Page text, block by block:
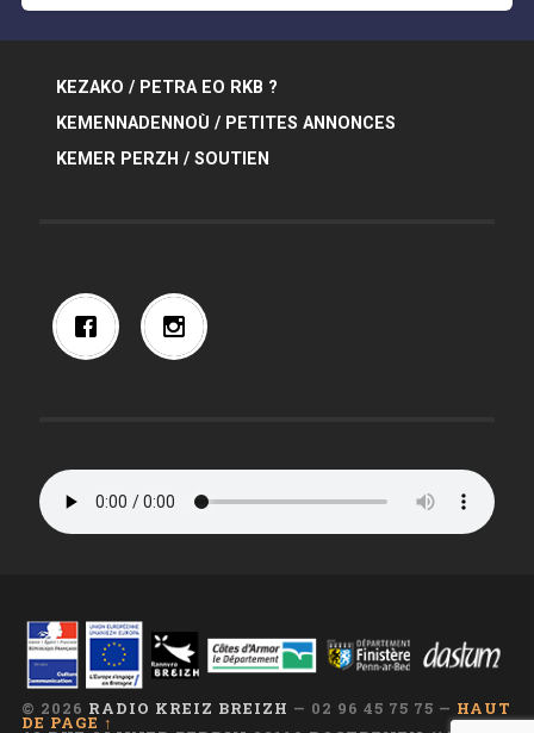
KEZAKO / PETRA EO RKB ?
KEMENNADENNOÙ / PETITES ANNONCES
KEMER PERZH / SOUTIEN
© 2026 RADIO KREIZ BREIZH — 02 96 45 75 75 — HAUT
DE PAGE ↑